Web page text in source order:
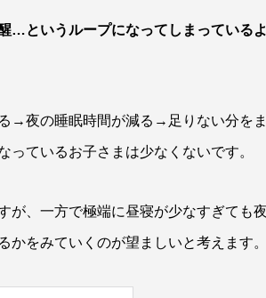
…というループになってしまっているよ
→夜の睡眠時間が減る→足りない分をま
ているお子さまは少なくないです。
が、一方で極端に昼寝が少なすぎても夜
をみていくのが望ましいと考えます。